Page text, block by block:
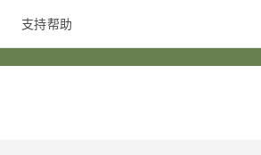
支持帮助
在线客服